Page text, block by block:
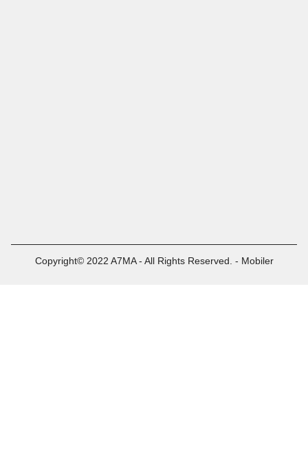
Copyright© 2022 A7MA - All Rights Reserved. - Mobiler